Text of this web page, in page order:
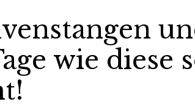
wie diese